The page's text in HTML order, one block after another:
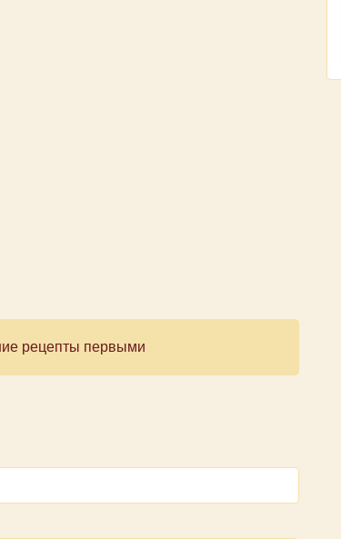
рецепты первыми